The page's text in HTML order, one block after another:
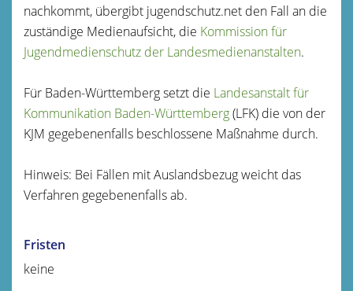
nachkommt, übergibt jugendschutz.net den Fall an die
zuständige Medienaufsicht, die Kommission für
Jugendmedienschutz der Landesmedienanstalten.
Für Baden-Württemberg setzt die Landesanstalt für
Kommunikation Baden-Württemberg(LFK) die von der
KJM gegebenenfalls beschlossene Maßnahme durch.
Hinweis: Bei Fällen mit Auslandsbezug weicht das
Verfahren gegebenenfalls ab.
Fristen
keine